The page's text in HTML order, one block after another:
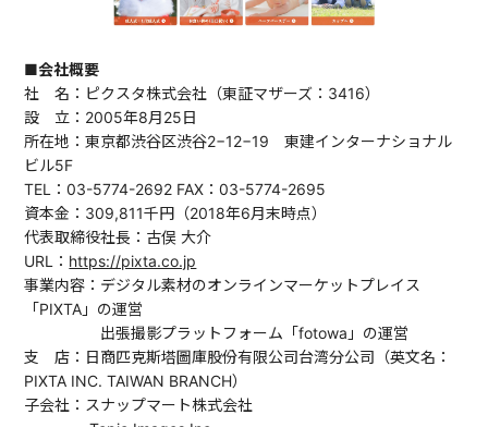
■会社概要
社 名：ピクスタ株式会社（東証マザーズ：3416）
設 立：2005年8月25日
所在地：東京都渋谷区渋谷2−12−19 東建インターナショナル
ビル5F
TEL：03-5774-2692 FAX：03-5774-2695
資本金：309,811千円（2018年6月末時点）
代表取締役社長：古俣 大介
URL： https://pixta.co.jp
事業内容：デジタル素材のオンラインマーケットプレイス
「PIXTA」の運営
出張撮影プラットフォーム「fotowa」の運営
支 店：日商匹克斯塔圖庫股份有限公司台湾分公司（英文名：
PIXTA INC. TAIWAN BRANCH）
子会社：スナップマート株式会社